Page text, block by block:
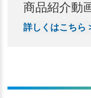
商品紹介動
詳しくはこちら